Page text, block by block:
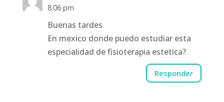
8:06 pm
Buenas tardes
En mexico donde puedo estudiar esta
especialidad de fisioterapia estetica?
Responder